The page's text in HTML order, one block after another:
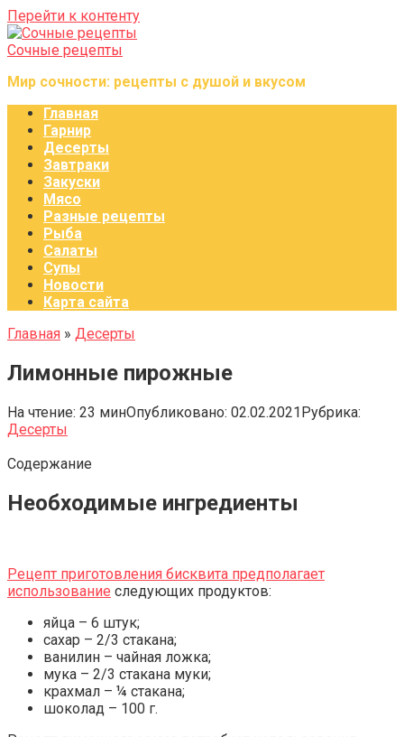
Перейти к контенту
Сочные рецепты
Мир сочности: рецепты с душой и вкусом
Главная
Гарнир
Десерты
Завтраки
Закуски
Мясо
Разные рецепты
Рыба
Салаты
Супы
Новости
Карта сайта
Главная » Десерты
Лимонные пирожные
На чтение: 23 минОпубликовано: 02.02.2021Рубрика:
Десерты
Содержание
Необходимые ингредиенты
Рецепт приготовления бисквита предполагает
использование следующих продуктов:
яйца – 6 штук;
сахар – 2/3 стакана;
ванилин – чайная ложка;
мука – 2/3 стакана муки;
крахмал – ¼ стакана;
шоколад – 100 г.